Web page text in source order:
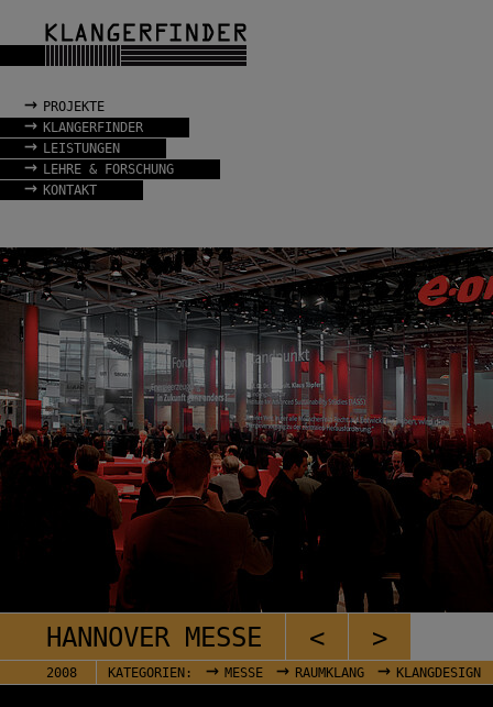
→ PROJEKTE
→ KLANGERFINDER
→ LEISTUNGEN
→ LEHRE & FORSCHUNG
→ KONTAKT
HANNOVER MESSE < >
2008 KATEGORIEN: → MESSE → RAUMKLANG → KLANGDESIGN